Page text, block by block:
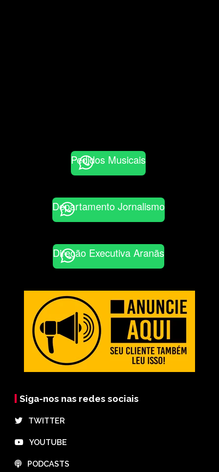
Pedidos Musicais
Departamento Jornalismo
Direção Executiva Aranãs
Siga-nos nas redes sociais
⠀TWITTER
⠀YOUTUBE
⠀PODCASTS